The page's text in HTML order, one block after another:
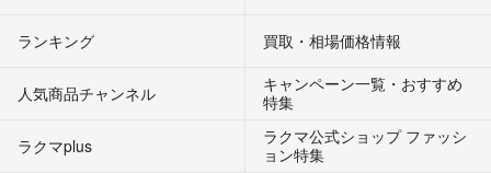
ランキング 買取・相場価格情報
人気商品チャンネル
キャンペーン一覧・おすすめ
特集
ラクマplus
ラクマ公式ショップ ファッシ
ョン特集